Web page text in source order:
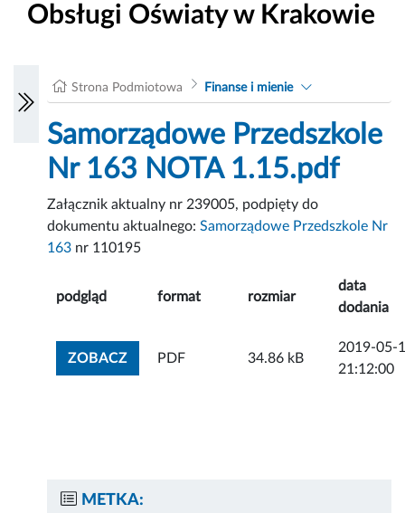
Obsługi Oświaty w Krakowie
Strona Podmiotowa Finanse i mienie
Samorządowe Przedszkole
Nr 163 NOTA 1.15.pdf
Załącznik aktualny nr 239005, podpięty do
dokumentu aktualnego:Samorządowe Przedszkole Nr
163 nr 110195
podgląd format rozmiar
data
dodania
ZOBACZZOBACZ ZAŁĄCZNIK
PDF 34.86 kB
2019-05-
21:12:00
METKA: